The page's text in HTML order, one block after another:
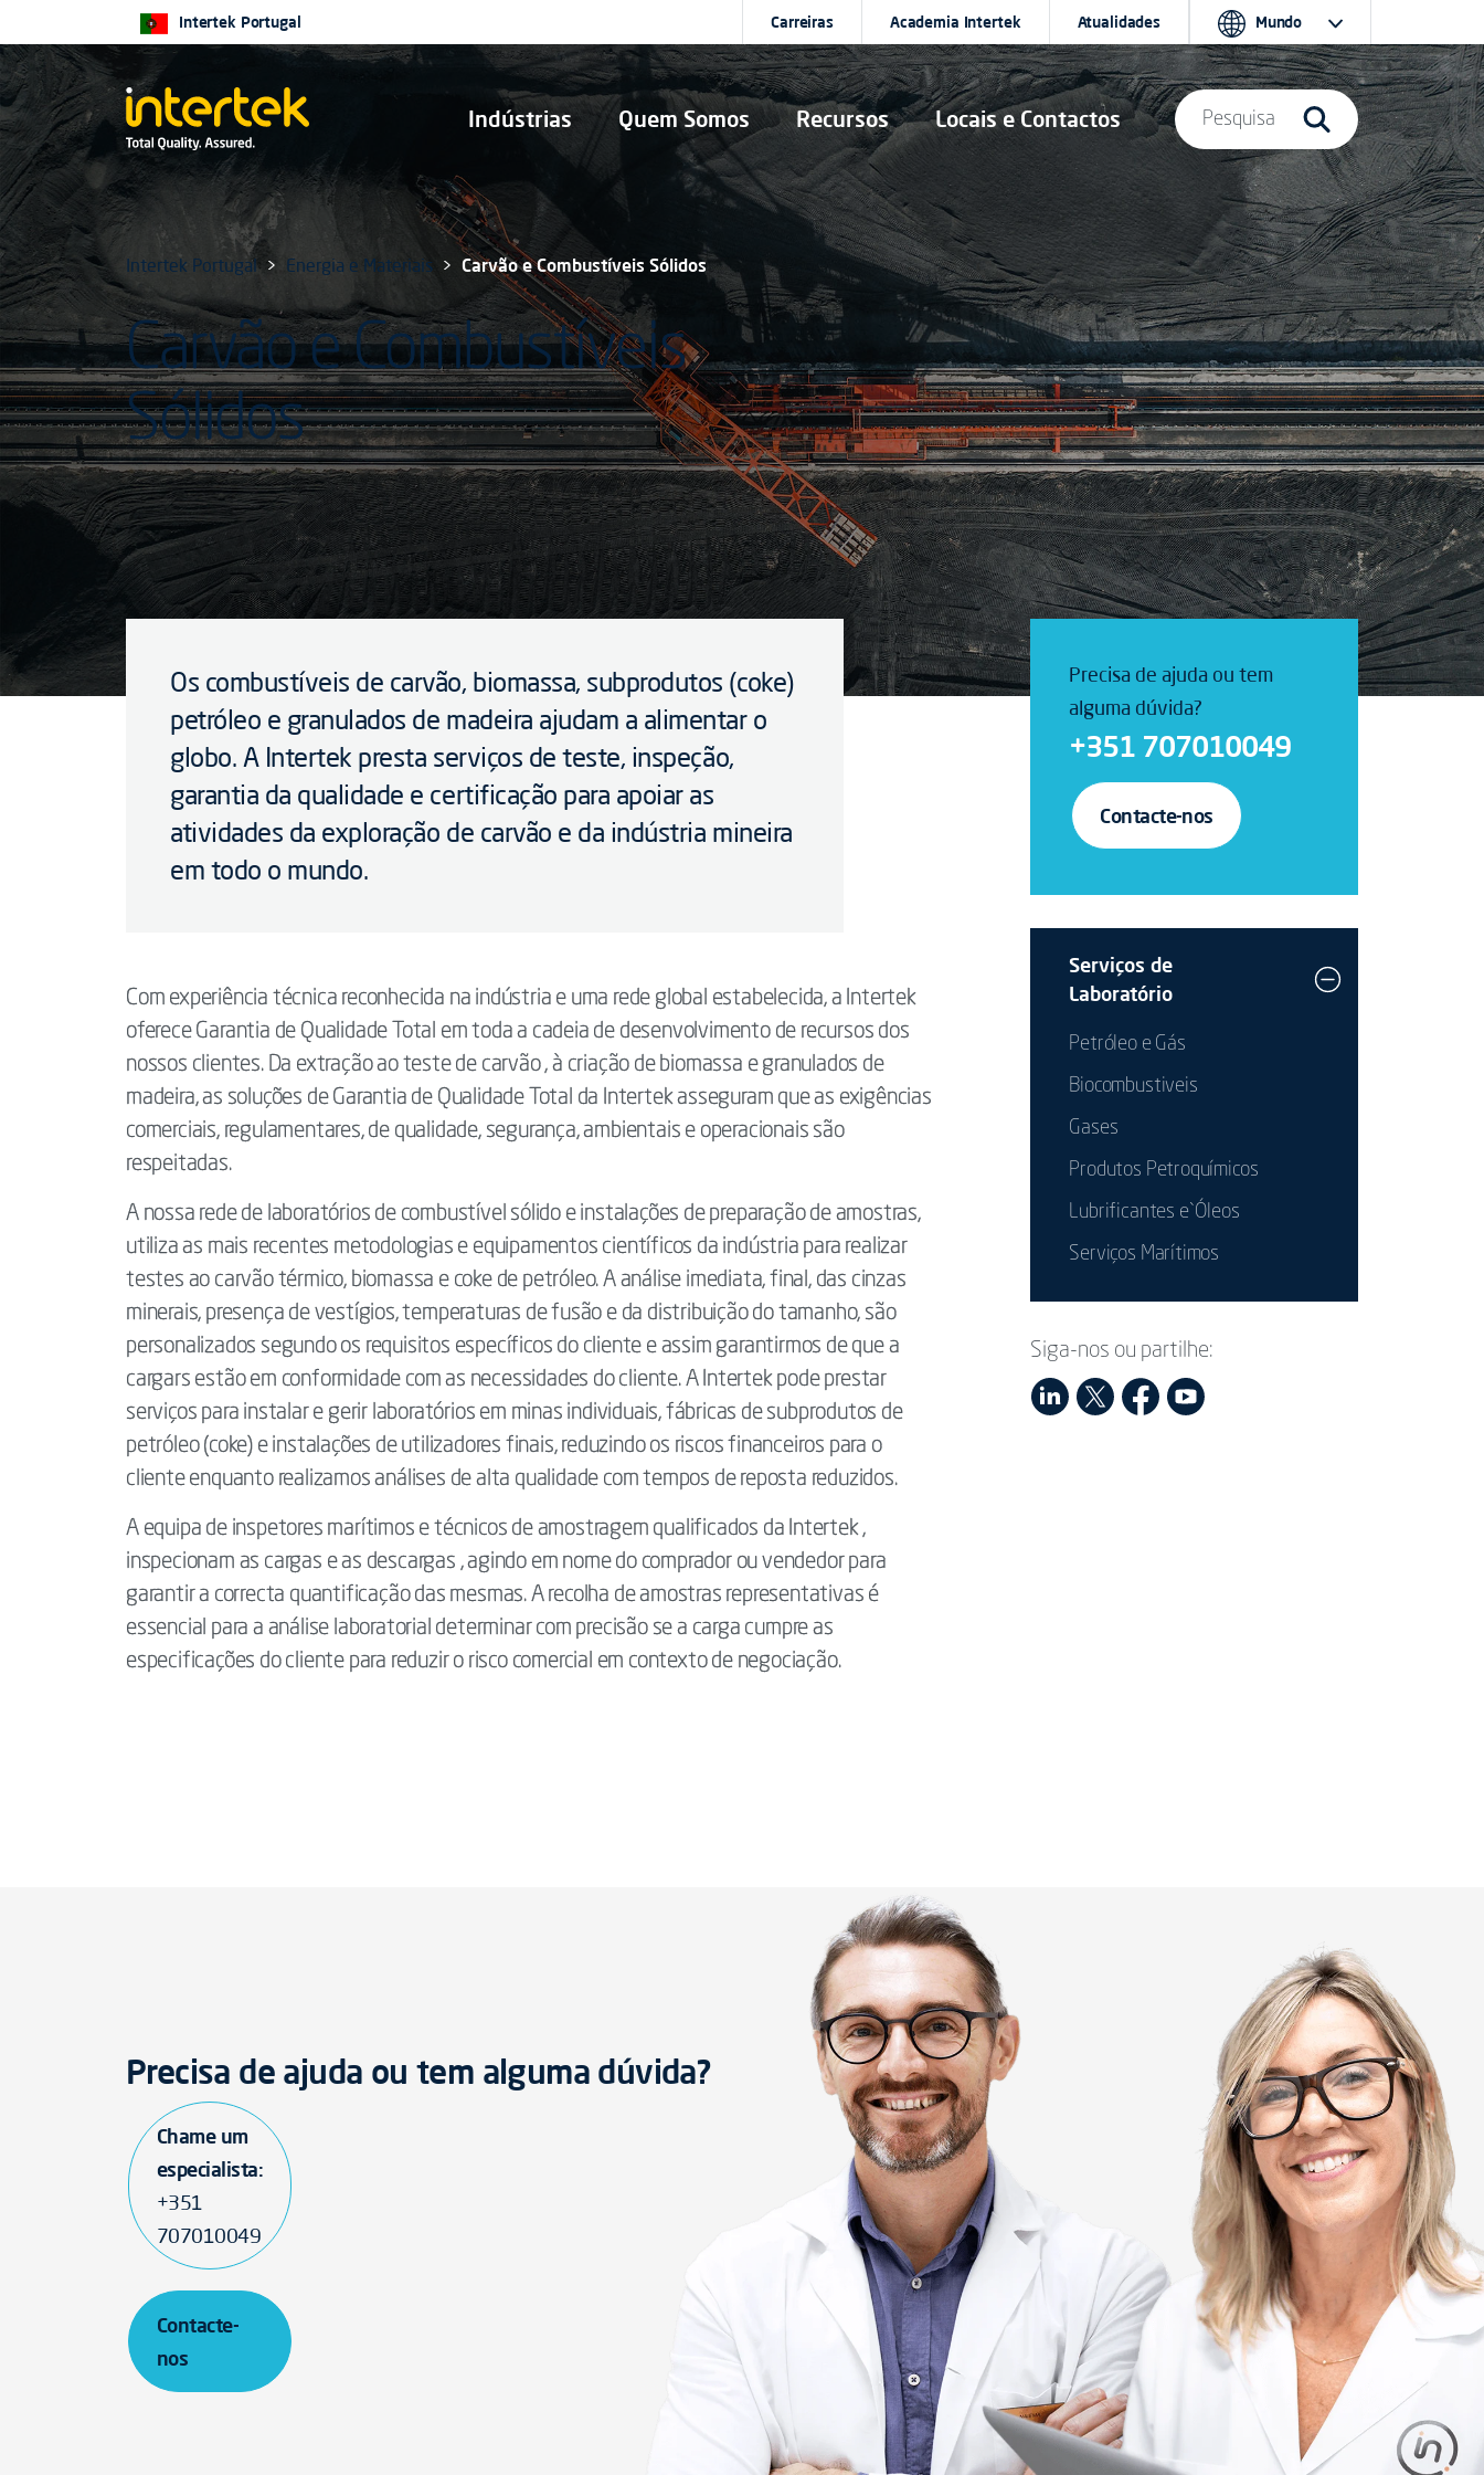
Indústrias Quem Somos Recursos Locais e Contactos
Intertek Portugal Carreiras Academia Intertek Atualidades Mundo
Pesquisa
Intertek Portugal Energia e Materiais Carvão e Combustíveis Sólidos
Carvão e Combustíveis
Sólidos
Os combustíveis de carvão, biomassa, subprodutos (coke)
petróleo e granulados de madeira ajudam a alimentar o
globo. A Intertek presta serviços de teste, inspeção,
garantia da qualidade e certificação para apoiar as
atividades da exploração de carvão e da indústria mineira
em todo o mundo.
Com experiência técnica reconhecida na indústria e uma rede global estabelecida, a Intertek
oferece Garantia de Qualidade Total em toda a cadeia de desenvolvimento de recursos dos
nossos clientes. Da extração ao teste de carvão , à criação de biomassa e granulados de
madeira, as soluções de Garantia de Qualidade Total da Intertek asseguram que as exigências
comerciais, regulamentares, de qualidade, segurança, ambientais e operacionais são
respeitadas.
A nossa rede de laboratórios de combustível sólido e instalações de preparação de amostras,
utiliza as mais recentes metodologias e equipamentos científicos da indústria para realizar
testes ao carvão térmico, biomassa e coke de petróleo. A análise imediata, final, das cinzas
minerais, presença de vestígios, temperaturas de fusão e da distribuição do tamanho, são
personalizados segundo os requisitos específicos do cliente e assim garantirmos de que a
cargars estão em conformidade com as necessidades do cliente. A Intertek pode prestar
serviços para instalar e gerir laboratórios em minas individuais, fábricas de subprodutos de
petróleo (coke) e instalações de utilizadores finais, reduzindo os riscos financeiros para o
cliente enquanto realizamos análises de alta qualidade com tempos de reposta reduzidos.
A equipa de inspetores marítimos e técnicos de amostragem qualificados da Intertek ,
inspecionam as cargas e as descargas , agindo em nome do comprador ou vendedor para
garantir a correcta quantificação das mesmas. A recolha de amostras representativas é
essencial para a análise laboratorial determinar com precisão se a carga cumpre as
especificações do cliente para reduzir o risco comercial em contexto de negociação.
Precisa de ajuda ou tem
alguma dúvida?
+351 707010049
Contacte-nos
Serviços de
Laboratório
Petróleo e Gás
Biocombustiveis
Gases
Produtos Petroquímicos
Lubrificantes e`Óleos
Serviços Marítimos
Siga-nos ou partilhe:
Precisa de ajuda ou tem alguma dúvida?
Chame um
especialista:
+351
707010049
Contacte-
nos